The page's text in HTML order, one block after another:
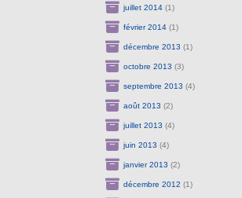
juillet 2014(1)
février 2014(1)
décembre 2013 (1)
octobre 2013 (3)
septembre 2013 (4)
août 2013 (2)
juillet 2013 (4)
juin 2013 (4)
janvier 2013 (2)
décembre 2012 (1)